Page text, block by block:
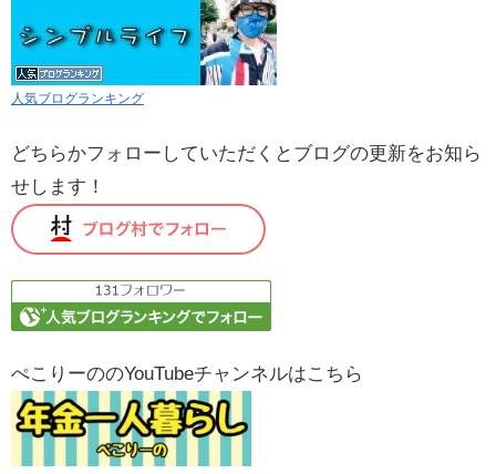
人気ブログランキング
どちらかフォローしていただくとブログの更新をお知ら
せします！
ぺこりーののYouTubeチャンネルはこちら